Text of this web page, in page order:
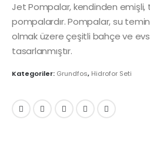
Jet Pompalar, kendinden
pompalardır. Pompalar, su
olmak üzere çeşitli bahçe ve
tasarlanmıştır.
Kategoriler: Grundfos, Hidrofor Seti